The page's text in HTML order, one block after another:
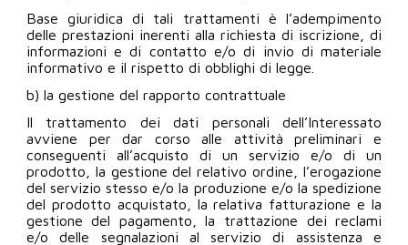
Base giuridica di tali trattamenti è l’adempimento
delle prestazioni inerenti alla richiesta di iscrizione, di
informazioni e di contatto e/o di invio di materiale
informativo e il rispetto di obblighi di legge.
b) la gestione del rapporto contrattuale
Il trattamento dei dati personali dell’Interessato
avviene per dar corso alle attività preliminari e
conseguenti all’acquisto di un servizio e/o di un
prodotto, la gestione del relativo ordine, l’erogazione
del servizio stesso e/o la produzione e/o la spedizione
del prodotto acquistato, la relativa fatturazione e la
gestione del pagamento, la trattazione dei reclami
e/o delle segnalazioni al servizio di assistenza e